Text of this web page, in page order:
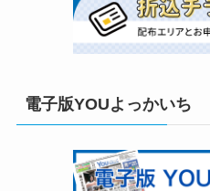
電子版YOUよっかいち